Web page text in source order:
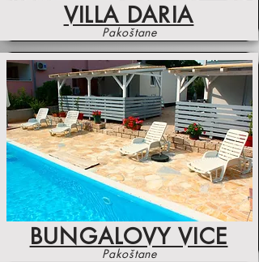
VILLA DARIA
Pakoštane
BUNGALOVY VICE
Pakoštane